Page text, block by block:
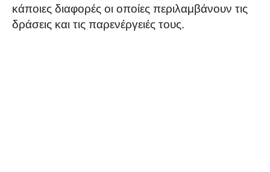
κάποιες διαφορές οι οποίες περιλαμβάνουν τις
δράσεις και τις παρενέργειές τους.